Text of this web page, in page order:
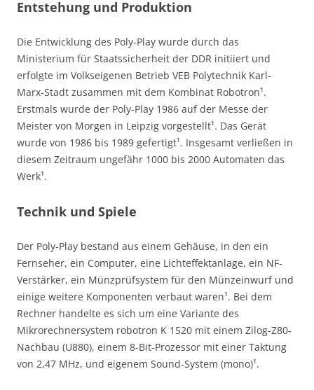
Entstehung und Produktion
Die Entwicklung des Poly-Play wurde durch das
Ministerium für Staatssicherheit der DDR initiiert und
erfolgte im Volkseigenen Betrieb VEB Polytechnik Karl-
Marx-Stadt zusammen mit dem Kombinat Robotron¹.
Erstmals wurde der Poly-Play 1986 auf der Messe der
Meister von Morgen in Leipzig vorgestellt¹. Das Gerät
wurde von 1986 bis 1989 gefertigt¹. Insgesamt verließen in
diesem Zeitraum ungefähr 1000 bis 2000 Automaten das
Werk¹.
Technik und Spiele
Der Poly-Play bestand aus einem Gehäuse, in den ein
Fernseher, ein Computer, eine Lichteffektanlage, ein NF-
Verstärker, ein Münzprüfsystem für den Münzeinwurf und
einige weitere Komponenten verbaut waren¹. Bei dem
Rechner handelte es sich um eine Variante des
Mikrorechnersystem robotron K 1520 mit einem Zilog-Z80-
Nachbau (U880), einem 8-Bit-Prozessor mit einer Taktung
von 2,47 MHz, und eigenem Sound-System (mono)¹.